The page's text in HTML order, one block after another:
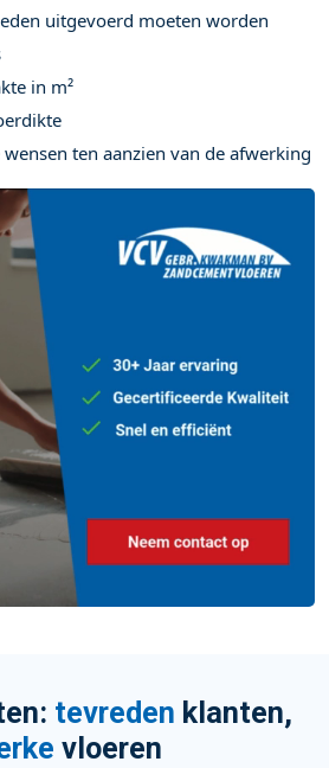
uitgevoerd moeten worden
in m²
wensen ten aanzien van de afwerking
tevreden klanten,
vloeren